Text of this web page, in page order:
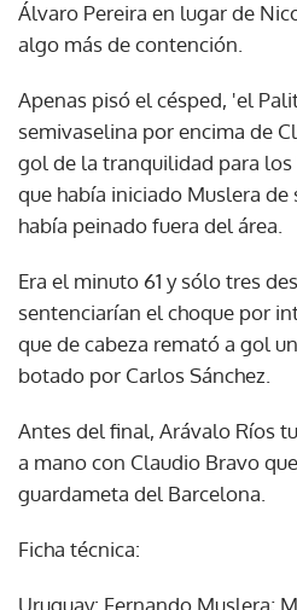
Álvaro Pereira en lugar de
algo más de contención.
Apenas pisó el césped, 'el
semivaselina por encima de
gol de la tranquilidad para los
que había iniciado Muslera de
había peinado fuera del área.
Era el minuto 61 y sólo tres
sentenciarían el choque por
que de cabeza remató a gol
botado por Carlos Sánchez.
Antes del final, Arávalo Ríos
a mano con Claudio Bravo
guardameta del Barcelona.
Ficha técnica:
Uruguay: Fernando Muslera;